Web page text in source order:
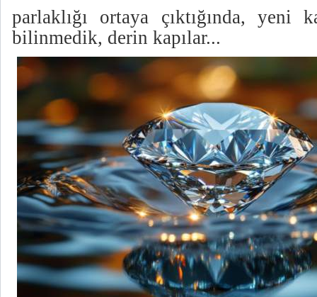
parlaklığı ortaya çıktığında, yeni
bilinmedik, derin kapılar...